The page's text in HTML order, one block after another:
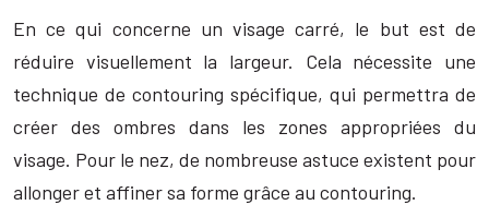
En ce qui concerne un visage carré, le but est de
réduire visuellement la largeur. Cela nécessite une
technique de contouring spécifique, qui permettra de
créer des ombres dans les zones appropriées du
visage. Pour le nez, de nombreuse astuce existent pour
allonger et affiner sa forme grâce au contouring.